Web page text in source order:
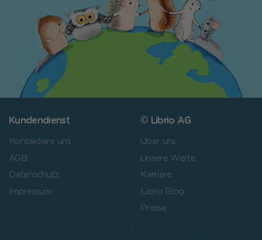
Kundendienst
Kontaktiere uns
AGB
Datenschutz
Impressum
© Librio AG
Über uns
Unsere Werte
Karriere
Librio Blog
Presse